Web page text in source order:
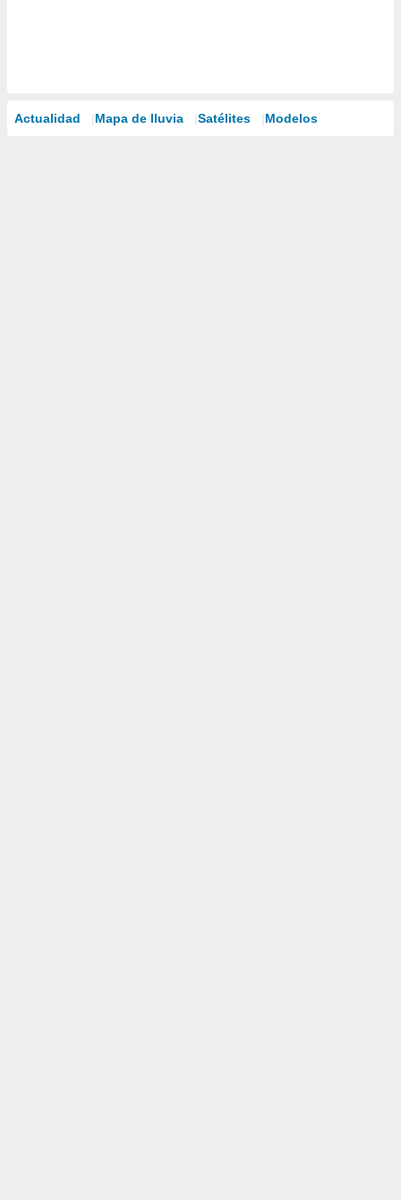
Actualidad Mapa de lluvia Satélites Modelos